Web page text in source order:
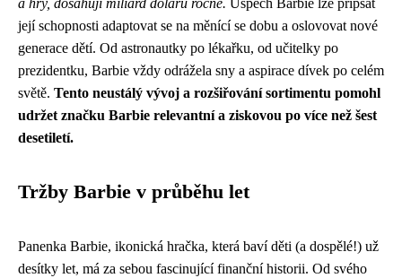
a hry, dosahují miliard dolarů ročně. Úspěch Barbie lze připsat
její schopnosti adaptovat se na měnící se dobu a oslovovat nové
generace dětí. Od astronautky po lékařku, od učitelky po
prezidentku, Barbie vždy odrážela sny a aspirace dívek po celém
světě. Tento neustálý vývoj a rozšiřování sortimentu pomohl
udržet značku Barbie relevantní a ziskovou po více než šest
desetiletí.
Tržby Barbie v průběhu let
Panenka Barbie, ikonická hračka, která baví děti (a dospělé!) už
desítky let, má za sebou fascinující finanční historii. Od svého